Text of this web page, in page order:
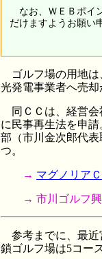
なお、ＷＥＢポイ
だけますようお願い
ゴルフ場の用地は
光発電事業者へ売却
同ＣＣは、経営会
に民事再生法を申
部（市川金次郎代
つ。
→ マグノリア
→ 市川ゴルフ興業
参考までに、最近
鎖ゴルフ場は5コー